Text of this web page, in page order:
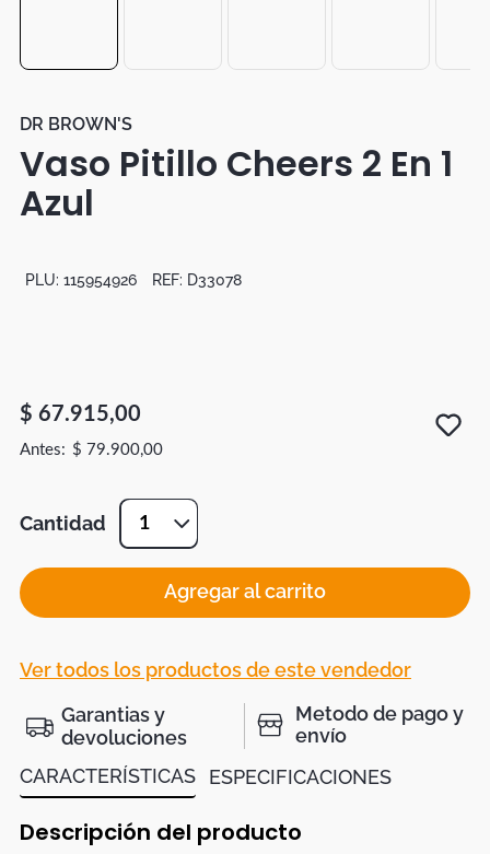
DR BROWN'S
Vaso Pitillo Cheers 2 En 1
Azul
PLU: 115954926 REF: D33078
$ 67.915,00
$ 79.900,00
Cantidad 1
Agregar al carrito
Ver todos los productos de este vendedor
Garantias y
devoluciones
Metodo de pago y
envío
CARACTERÍSTICAS
ESPECIFICACIONES
Descripción del producto